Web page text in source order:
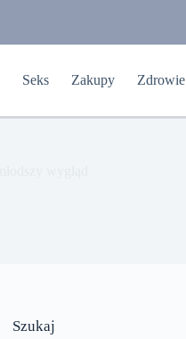
Seks Zakupy Zdrowie
Szukaj